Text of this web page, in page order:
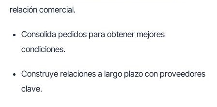
relación comercial.
Consolida pedidos para obtener mejores
condiciones.
Construye relaciones a largo plazo con proveedores
clave.